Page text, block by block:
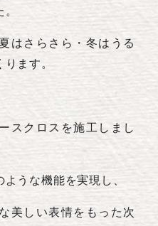
はさらさら・冬はうる
ます。
スクロスを施工しまし
うな機能を実現し、
美しい表情をもった次